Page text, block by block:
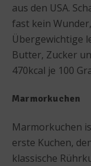
aus den USA.
fast kein
Übergewichtige
Butter, Zucker
470kcal je 100
Marmorkuchen
Marmorkuchen
erste Kuchen,
klassische